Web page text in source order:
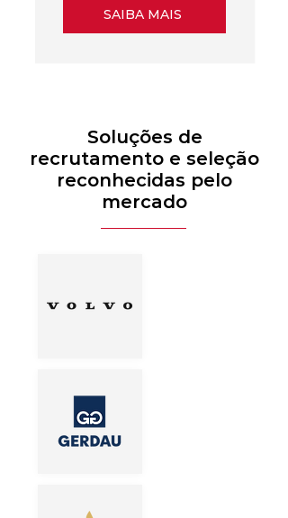
SAIBA MAIS
Soluções de
recrutamento e seleção
reconhecidas pelo
mercado